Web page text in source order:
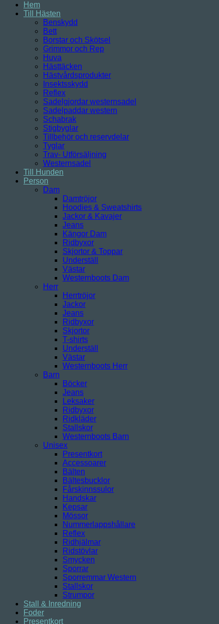
Hem
Till Hästen
Benskydd
Bett
Borstar och Skötsel
Grimmor och Rep
Huva
Hästtäcken
Hästvårdsprodukter
Insektsskydd
Reflex
Sadelgjordar westernsadel
Sadelpaddar western
Schabrak
Stigbyglar
Tillbehör och reservdelar
Tyglar
Trav- Utförsäljning
Westernsadel
Till Hunden
Person
Dam
Damtröjor
Hoodies & Sweatshirts
Jackor & Kavajer
Jeans
Kängor Dam
Ridbyxor
Skjortor & Toppar
Underställ
Västar
Westernboots Dam
Herr
Herrtröjor
Jackor
Jeans
Ridbyxor
Skjortor
T-shirts
Underställ
Västar
Westernboots Herr
Barn
Böcker
Jeans
Leksaker
Ridbyxor
Ridkläder
Stallskor
Westernboots Barn
Unisex
Presentkort
Accessoarer
Bälten
Bältesbucklor
Fårskinnssulor
Handskar
Kepsar
Mössor
Nummerlappshållare
Reflex
Ridhjälmar
Ridstövlar
Smycken
Sporrar
Sporremmar Western
Stallskor
Strumpor
Stall & Inredning
Foder
Presentkort